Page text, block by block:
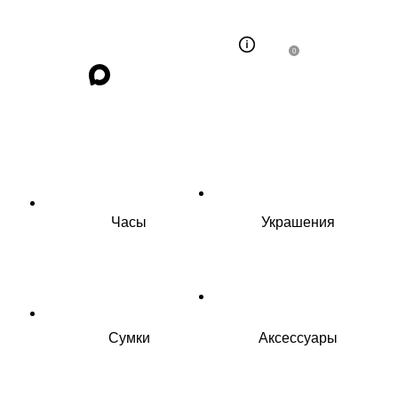
0
Часы Украшения
Сумки Аксессуары